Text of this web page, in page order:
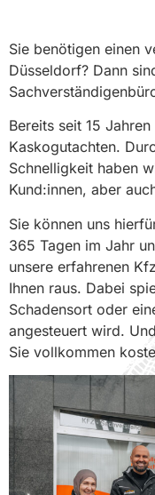
Sie benötigen einen
Düsseldorf? Dann
Bereits seit 15
Kaskogutachten.
Schnelligkeit haben
Kund:innen, aber
Sie können uns
365 Tagen im Jahr
unsere erfahrenen
Ihnen raus. Dabei
Schadensort oder
angesteuert wird.
Sie vollkommen